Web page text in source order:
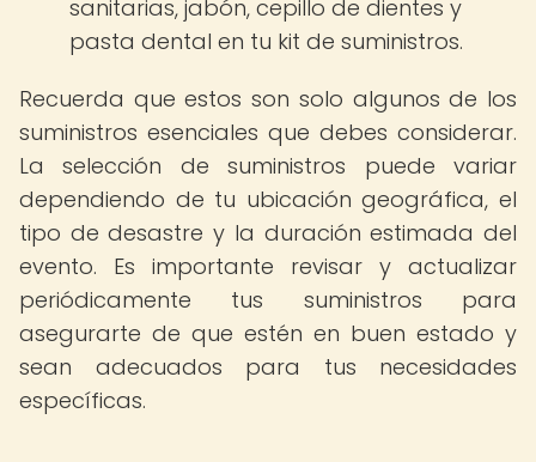
sanitarias, jabón, cepillo de dientes y
pasta dental en tu kit de suministros.
Recuerda que estos son solo algunos de los
suministros esenciales que debes considerar.
La selección de suministros puede variar
dependiendo de tu ubicación geográfica, el
tipo de desastre y la duración estimada del
evento. Es importante revisar y actualizar
periódicamente tus suministros para
asegurarte de que estén en buen estado y
sean adecuados para tus necesidades
específicas.